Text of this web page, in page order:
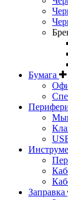
Бумага
Заправка